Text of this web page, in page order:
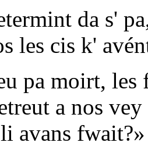
da s'
les cis k'
pa moirt,
a nos
avans fwait?»